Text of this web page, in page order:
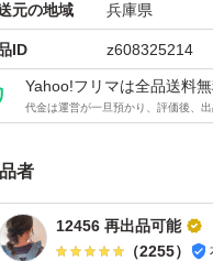
元の地域 兵庫県
ID z608325214
Yahoo!フリマは全品送料
代金は運営が一旦預かり、評価後、
者
12456 再出品可能
（2255）